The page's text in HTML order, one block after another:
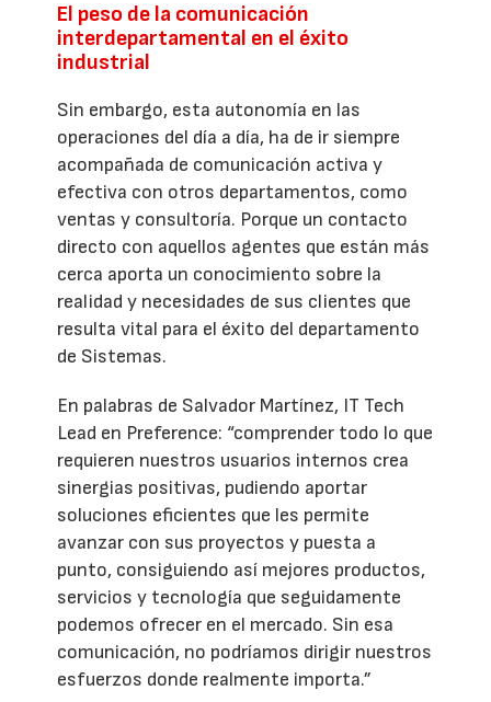
El peso de la comunicación
interdepartamental en el éxito
industrial
Sin embargo, esta autonomía en las
operaciones del día a día, ha de ir siempre
acompañada de comunicación activa y
efectiva con otros departamentos, como
ventas y consultoría. Porque un contacto
directo con aquellos agentes que están más
cerca aporta un conocimiento sobre la
realidad y necesidades de sus clientes que
resulta vital para el éxito del departamento
de Sistemas.
En palabras de Salvador Martínez, IT Tech
Lead en Preference: “comprender todo lo que
requieren nuestros usuarios internos crea
sinergias positivas, pudiendo aportar
soluciones eficientes que les permite
avanzar con sus proyectos y puesta a
punto, consiguiendo así mejores productos,
servicios y tecnología que seguidamente
podemos ofrecer en el mercado. Sin esa
comunicación, no podríamos dirigir nuestros
esfuerzos donde realmente importa.”